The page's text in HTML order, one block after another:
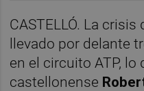
CASTELLÓ. La
llevado por delante
en el circuito ATP, lo
castellonense